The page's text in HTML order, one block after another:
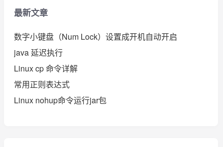
最新文章
数字小键盘（Num Lock）设置成开机自动开启
java 延迟执行
Linux cp 命令详解
常用正则表达式
Linux nohup命令运行jar包